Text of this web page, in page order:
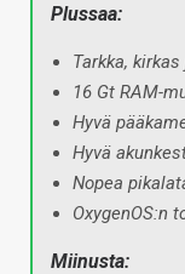
Plussaa:
Tarkka,
16 Gt RAM-
Hyvä
Hyvä
Nopea
OxygenOS:n
Miinusta: